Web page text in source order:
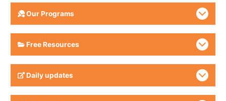
Our Programs
Free Resources
Daily updates